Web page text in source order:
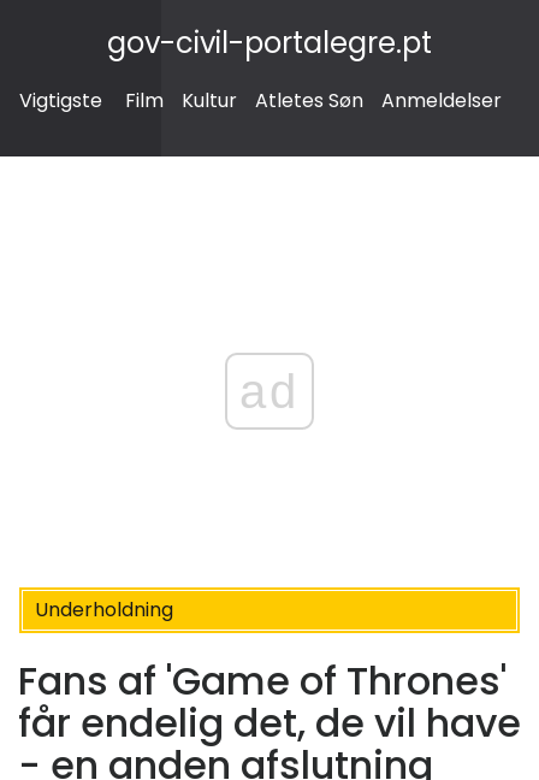
gov-civil-portalegre.pt
Vigtigste Film Kultur Atletes Søn Anmeldelser
ad
Underholdning
Fans af 'Game of Thrones'
får endelig det, de vil have
- en anden afslutning